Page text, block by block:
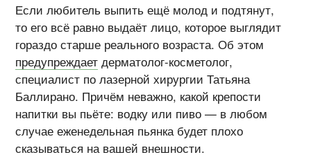
Если любитель выпить ещё молод и подтянут,
то его всё равно выдаёт лицо, которое выглядит
гораздо старше реального возраста. Об этом
предупреждает дерматолог-косметолог,
специалист по лазерной хирургии Татьяна
Баллирано. Причём неважно, какой крепости
напитки вы пьёте: водку или пиво — в любом
случае еженедельная пьянка будет плохо
сказываться на вашей внешности.